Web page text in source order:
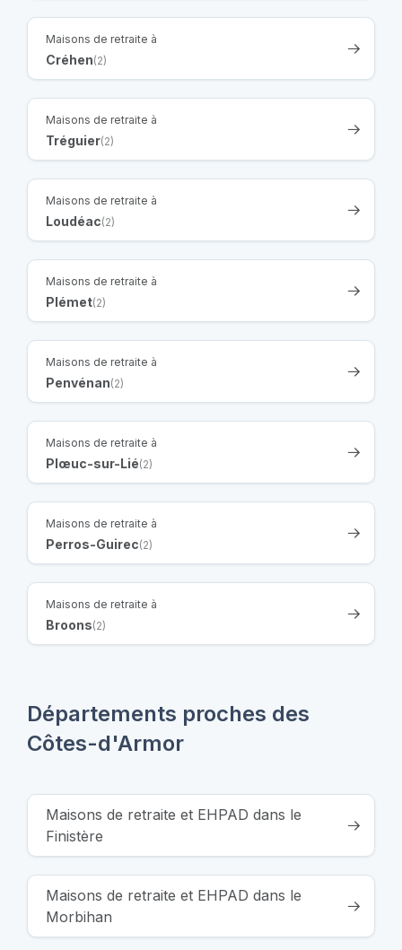
Maisons de retraite à
Créhen(2)
Maisons de retraite à
Tréguier(2)
Maisons de retraite à
Loudéac(2)
Maisons de retraite à
Plémet(2)
Maisons de retraite à
Penvénan(2)
Maisons de retraite à
Plœuc-sur-Lié(2)
Maisons de retraite à
Perros-Guirec(2)
Maisons de retraite à
Broons(2)
Départements proches des
Côtes-d'Armor
Maisons de retraite et EHPAD dans le
Finistère
Maisons de retraite et EHPAD dans le
Morbihan